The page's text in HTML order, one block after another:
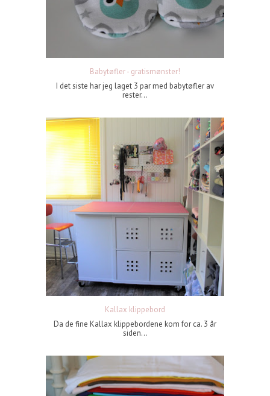
Babytøfler - gratismønster!
I det siste har jeg laget 3 par med babytøfler av
rester...
Kallax klippebord
Da de fine Kallax klippebordene kom for ca. 3 år
siden...